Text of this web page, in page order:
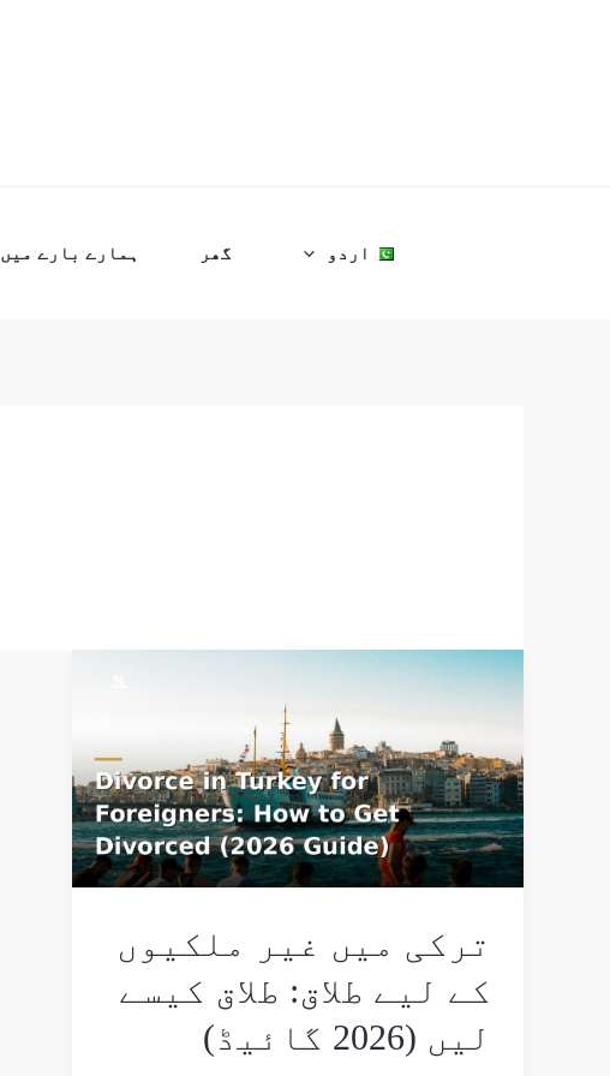
اردو گھر ہمارے بارے میں
ترکی میں غیر ملکیوں
کے لیے طلاق: طلاق کیسے
لیں (2026 گائیڈ)
ترکی
ملکیوں
کے
لیے
طلاق:
کیسے
لیں
(2026
گائیڈ)